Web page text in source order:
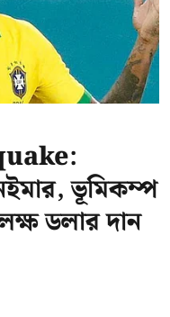
ভূমিকম্প
ডলার দান